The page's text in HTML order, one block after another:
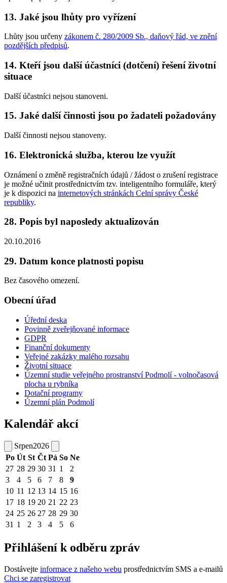
13. Jaké jsou lhůty pro vyřízení
Lhůty jsou určeny zákonem č. 280/2009 Sb., daňový řád, ve znění
pozdějších předpisů.
14. Kteří jsou další účastníci (dotčení) řešení životní
situace
Další účastníci nejsou stanoveni.
15. Jaké další činnosti jsou po žadateli požadovány
Další činnosti nejsou stanoveny.
16. Elektronická služba, kterou lze využít
Oznámení o změně registračních údajů / žádost o zrušení registrace
je možné učinit prostřednictvím tzv. inteligentního formuláře, který
je k dispozici na internetových stránkách Celní správy České
republiky.
28. Popis byl naposledy aktualizován
20.10.2016
29. Datum konce platnosti popisu
Bez časového omezení.
Obecní úřad
Úřední deska
Povinně zveřejňované informace
GDPR
Finanční dokumenty
Veřejné zakázky malého rozsahu
Životní situace
Územní studie veřejného prostranství Podmolí - volnočasová
plocha u rybníka
Dotační programy
Územní plán Podmolí
Kalendář akcí
Srpen2026
Po Út St Čt Pá So Ne
27 28 29 30 31 1
2
3
4 5 6 7 8
9
10 11 12 13 14 15 16
17 18 19 20 21 22 23
24 25 26 27 28 29 30
31 1 2 3 4 5 6
Přihlášení k odběru zpráv
Dostávejte informace z našeho webu prostřednictvím SMS a e-mailů
Chci se zaregistrovat